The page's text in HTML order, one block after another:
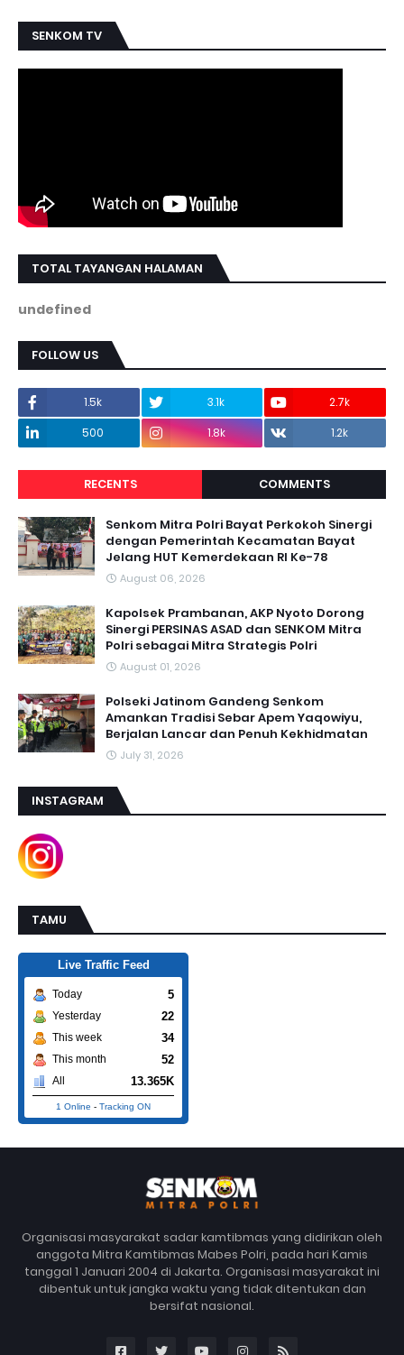
SENKOM TV
TOTAL TAYANGAN HALAMAN
undefined
FOLLOW US
1.5k 3.1k
2.7k
500
1.8k 1.2k
RECENTS COMMENTS
Senkom Mitra Polri Bayat Perkokoh Sinergi
dengan Pemerintah Kecamatan Bayat
Jelang HUT Kemerdekaan RI Ke-78
August 06, 2026
Kapolsek Prambanan, AKP Nyoto Dorong
Sinergi PERSINAS ASAD dan SENKOM Mitra
Polri sebagai Mitra Strategis Polri
August 01, 2026
Polseki Jatinom Gandeng Senkom
Amankan Tradisi Sebar Apem Yaqowiyu,
Berjalan Lancar dan Penuh Kekhidmatan
July 31, 2026
INSTAGRAM
TAMU
Live Traffic Feed
Today 5
Yesterday 22
This week 34
This month 52
All 13.365K
1 Online - Tracking ON
Organisasi masyarakat sadar kamtibmas yang didirikan oleh
anggota Mitra Kamtibmas Mabes Polri, pada hari Kamis
tanggal 1 Januari 2004 di Jakarta. Organisasi masyarakat ini
dibentuk untuk jangka waktu yang tidak ditentukan dan
bersifat nasional.